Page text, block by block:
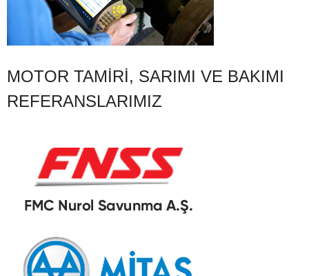
MOTOR TAMIRI, SARIMI VE BAKIMI
REFERANSLARIMIZ